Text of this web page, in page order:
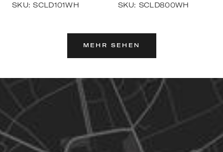
SKU:SCLD101WH
SKU: SCLD800WH
MEHR SEHEN